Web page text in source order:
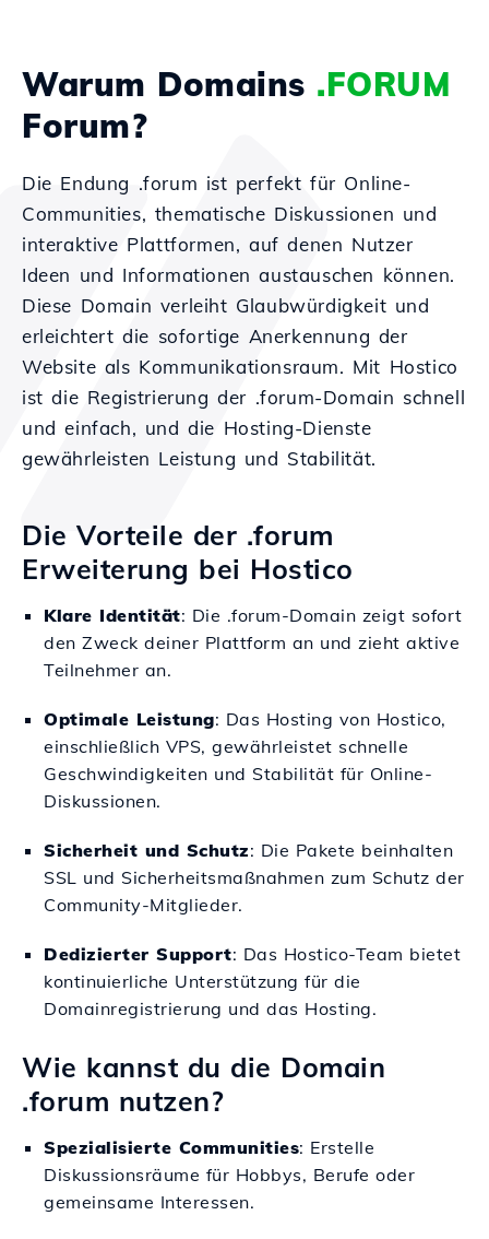
Warum Domains .FORUM
Forum?
Die Endung .forum ist perfekt für Online-
Communities, thematische Diskussionen und
interaktive Plattformen, auf denen Nutzer
Ideen und Informationen austauschen können.
Diese Domain verleiht Glaubwürdigkeit und
erleichtert die sofortige Anerkennung der
Website als Kommunikationsraum. Mit Hostico
ist die Registrierung der .forum-Domain schnell
und einfach, und die Hosting-Dienste
gewährleisten Leistung und Stabilität.
Die Vorteile der .forum
Erweiterung bei Hostico
Klare Identität: Die .forum-Domain zeigt sofort
den Zweck deiner Plattform an und zieht aktive
Teilnehmer an.
Optimale Leistung: Das Hosting von Hostico,
einschließlich VPS, gewährleistet schnelle
Geschwindigkeiten und Stabilität für Online-
Diskussionen.
Sicherheit und Schutz: Die Pakete beinhalten
SSL und Sicherheitsmaßnahmen zum Schutz der
Community-Mitglieder.
Dedizierter Support: Das Hostico-Team bietet
kontinuierliche Unterstützung für die
Domainregistrierung und das Hosting.
Wie kannst du die Domain
.forum nutzen?
Spezialisierte Communities: Erstelle
Diskussionsräume für Hobbys, Berufe oder
gemeinsame Interessen.